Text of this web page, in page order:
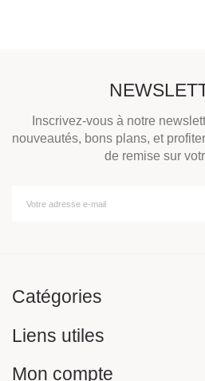
Inscrivez-vous à notre
nouveautés, bons plans, et
de remise sur
Catégories
Liens utiles
Mon compte